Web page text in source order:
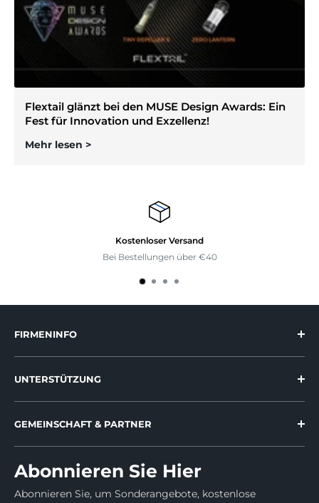
Flextail glänzt bei den MUSE Design Awards: Ein
Fest für Innovation und Exzellenz!
Mehr lesen >
Kostenloser Versand
Bei Bestellungen über €40
FIRMENINFO
Nachhaltigkeit
Impressum
EPA Zertifizierung
UNTERSTÜTZUNG
Garantie
Versandrichtlinie
GEMEINSCHAFT & PARTNER
Affiliate program
Werden Sie Händler
Abonnieren Sie Hier
Abonnieren Sie, um Sonderangebote, kostenlose